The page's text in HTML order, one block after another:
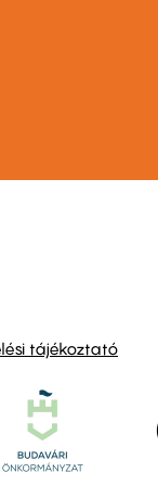
tájékoztató